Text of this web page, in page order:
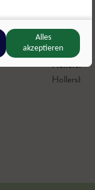
Alles
akzeptieren